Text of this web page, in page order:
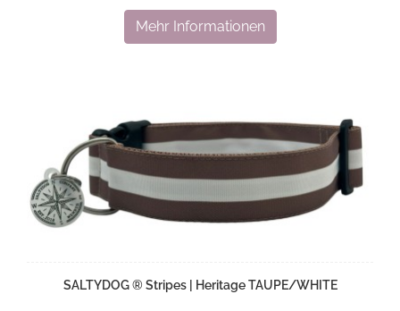
Mehr Informationen
SALTYDOG ® Stripes | Heritage TAUPE/WHITE